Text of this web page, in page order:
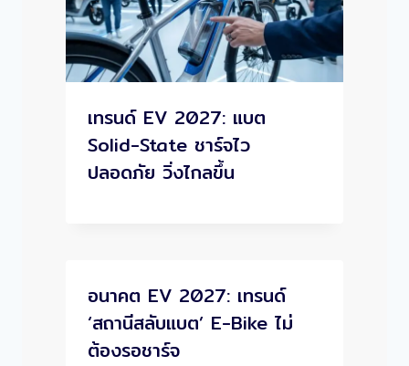
เทรนด์ EV 2027: แบต
Solid-State ชาร์จไว
ปลอดภัย วิ่งไกลขึ้น
อนาคต EV 2027: เทรนด์
‘สถานีสลับแบต’ E-Bike ไม่
ต้องรอชาร์จ